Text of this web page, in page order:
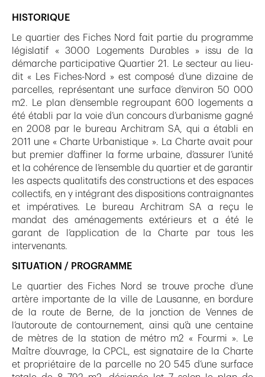
HISTORIQUE
Le quartier des Fiches Nord fait partie du programme
législatif « 3000 Logements Durables » issu de la
démarche participative Quartier 21. Le secteur au lieu-
dit « Les Fiches-Nord » est composé d’une dizaine de
parcelles, représentant une surface d’environ 50 000
m2. Le plan d’ensemble regroupant 600 logements a
été établi par la voie d’un concours d’urbanisme gagné
en 2008 par le bureau Architram SA, qui a établi en
2011 une « Charte Urbanistique ». La Charte avait pour
but premier d’affiner la forme urbaine, d’assurer l’unité
et la cohérence de l’ensemble du quartier et de garantir
les aspects qualitatifs des constructions et des espaces
collectifs, en y intégrant des dispositions contraignantes
et impératives. Le bureau Architram SA a reçu le
mandat des aménagements extérieurs et a été le
garant de l’application de la Charte par tous les
intervenants.
SITUATION / PROGRAMME
Le quartier des Fiches Nord se trouve proche d’une
artère importante de la ville de Lausanne, en bordure
de la route de Berne, de la jonction de Vennes de
l’autoroute de contournement, ainsi qu’à une centaine
de mètres de la station de métro m2 « Fourmi ». Le
Maître d’ouvrage, la CPCL, est signataire de la Charte
et propriétaire de la parcelle no 20 545 d’une surface